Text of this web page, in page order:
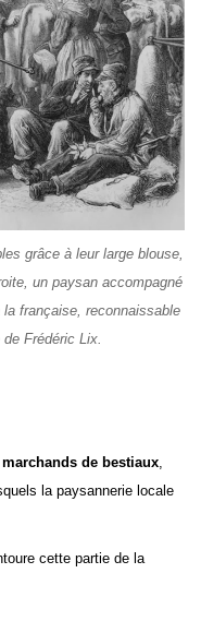
grâce à leur large blouse,
un paysan accompagné
la française, reconnaissable
Frédéric Lix.
de bestiaux,
la paysannerie locale
cette partie de la